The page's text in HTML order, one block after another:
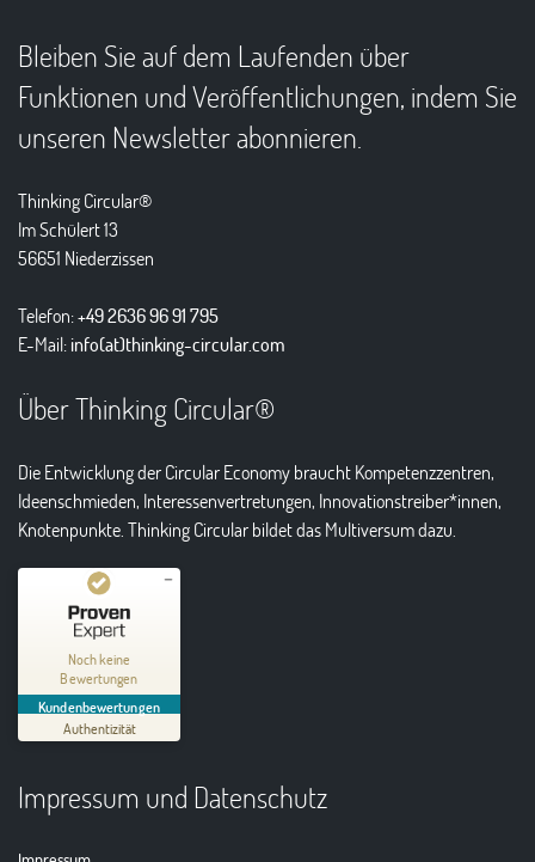
Bleiben Sie auf dem Laufenden über
Funktionen und Veröffentlichungen, indem Sie
unseren Newsletter abonnieren.
Thinking Circular®
Im Schülert 13
56651 Niederzissen
Telefon:+49 2636 96 91 795
E-Mail:info(at)thinking-circular.com
Über Thinking Circular®
Die Entwicklung der Circular Economy braucht Kompetenzzentren,
Ideenschmieden, Interessenvertretungen, Innovationstreiber*innen,
Knotenpunkte. Thinking Circular bildet das Multiversum dazu.
Noch keine
Bewertungen
Kundenbewertungen
Authentizität
Kundenbewertungen und Erfahrungen zu
Thinking Circular® Niederzissen
MANGELHAFT
Erfahren Sie mehr über dieses Bewertungssiegel
Impressum und Datenschutz